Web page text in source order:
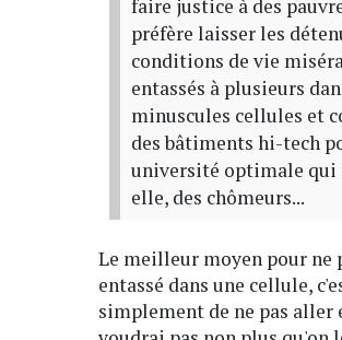
faire justice à des
préfère laisser les
conditions de vie
entassés à plusieurs
minuscules cellules et
des bâtiments hi-tech
université optimale qui
elle, des chômeurs...
Le meilleur moyen pour ne
entassé dans une cellule,
simplement de ne pas aller